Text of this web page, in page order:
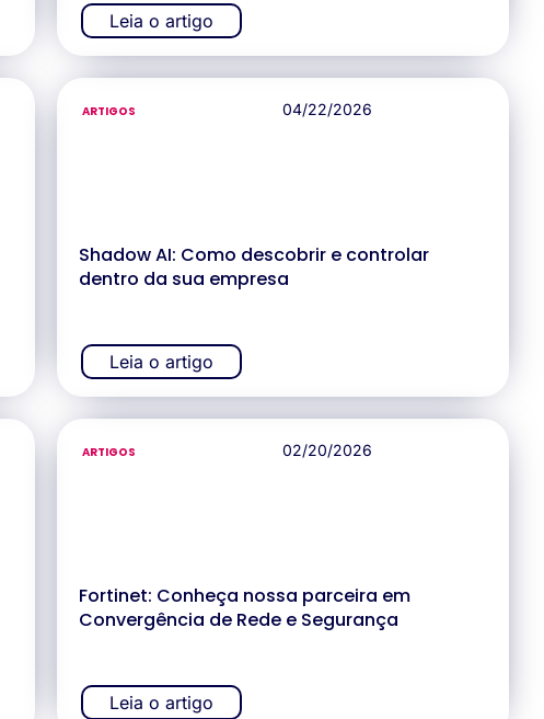
Leia o artigo
ARTIGOS 04/22/2026
Shadow AI: Como descobrir e controlar
dentro da sua empresa
Leia o artigo
ARTIGOS 02/20/2026
Fortinet: Conheça nossa parceira em
Convergência de Rede e Segurança
Leia o artigo